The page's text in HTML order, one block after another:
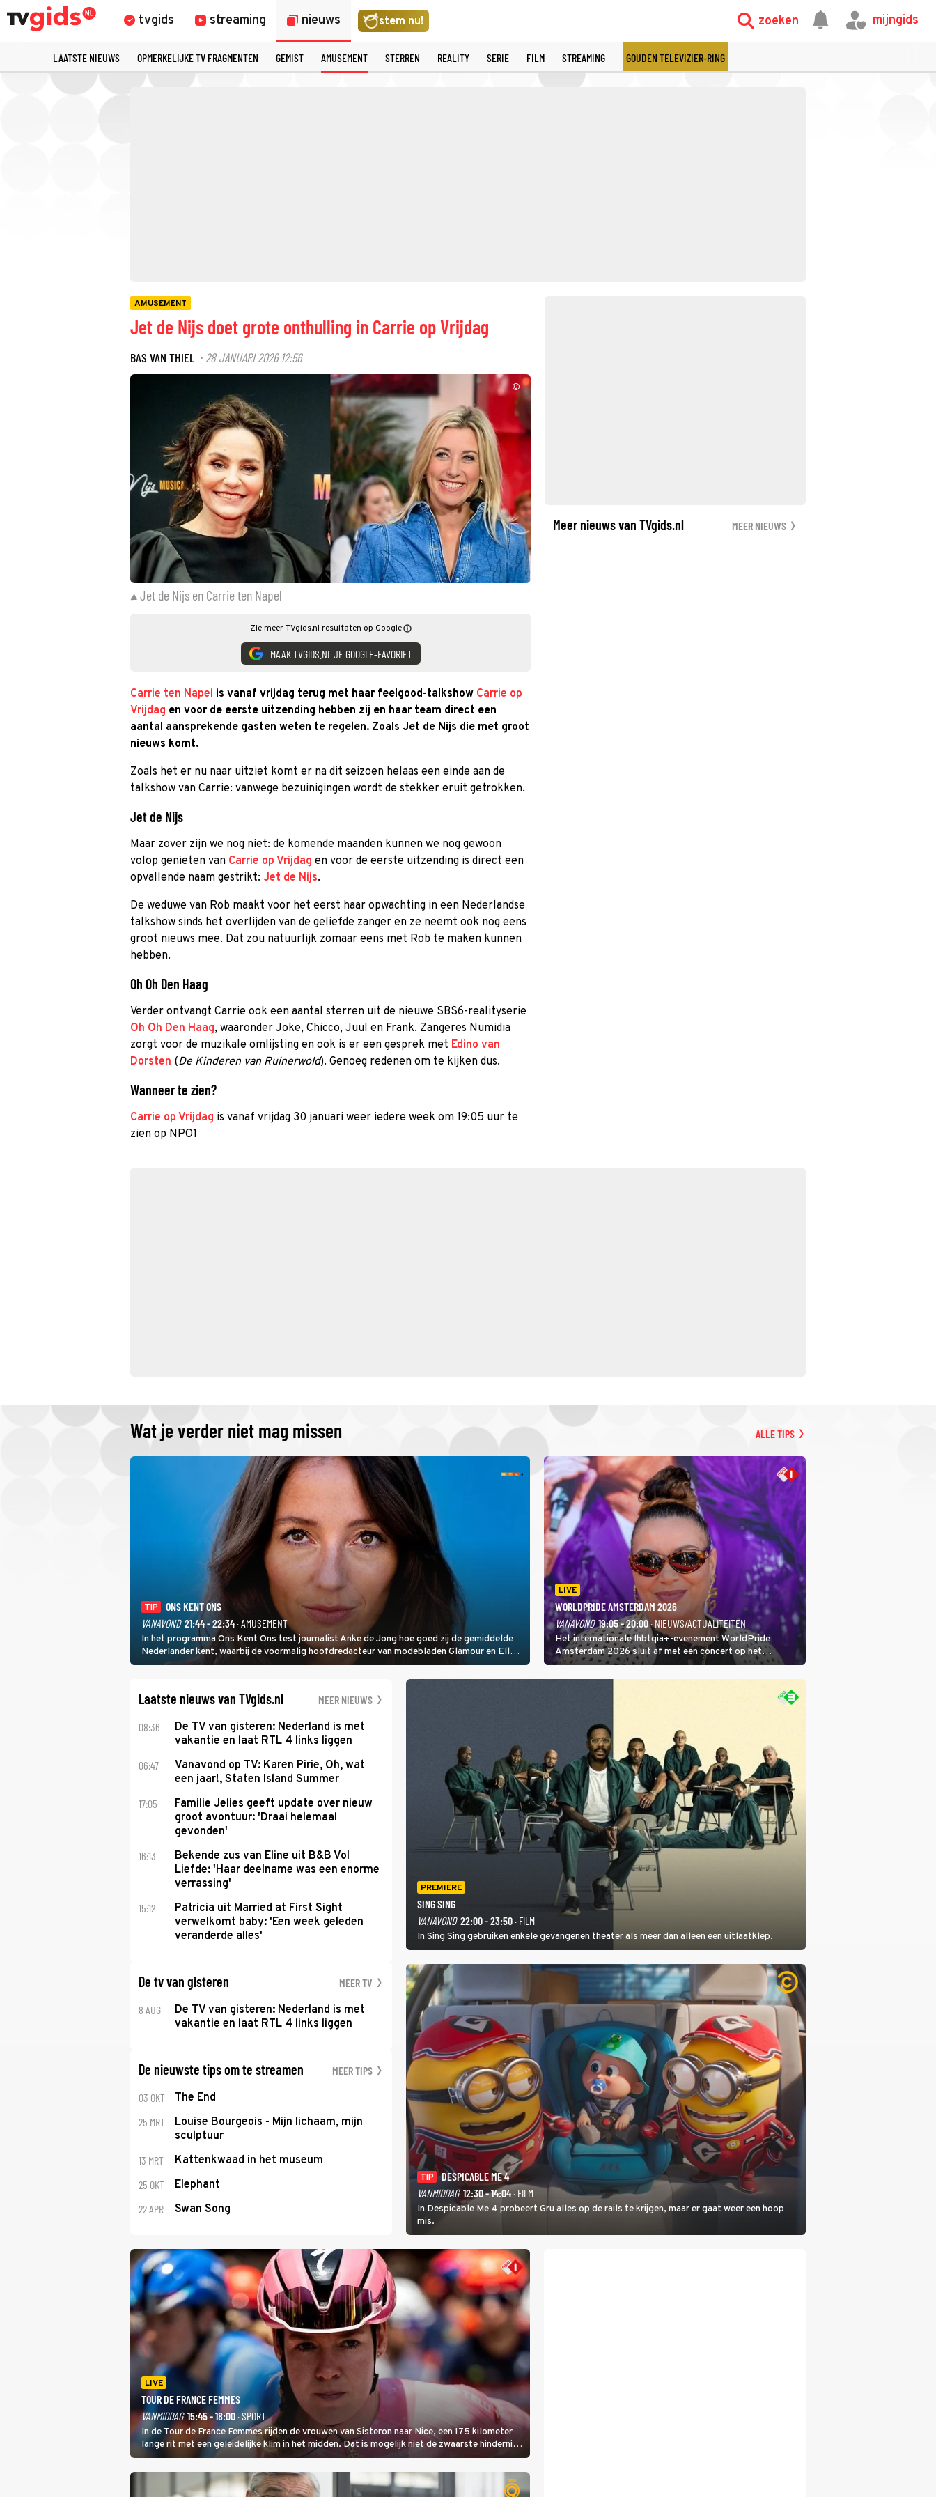
tvgids streaming nieuws stem nu! zoeken mijngids
LAATSTE NIEUWS OPMERKELIJKE TV FRAGMENTEN GEMIST AMUSEMENT STERREN REALITY SERIE FILM STREAMING GOUDEN TELEVIZIER-RING
AMUSEMENT
Jet de Nijs doet grote onthulling in Carrie op Vrijdag
BAS VAN THIEL· 28 JANUARI 2026 12:56
©
Jet de Nijs en Carrie ten Napel
Zie meer TVgids.nl resultaten op Google
MAAK TVGIDS.NL JE GOOGLE-FAVORIET
Carrie ten Napel is vanaf vrijdag terug met haar feelgood-talkshow Carrie op
Vrijdag en voor de eerste uitzending hebben zij en haar team direct een
aantal aansprekende gasten weten te regelen. Zoals Jet de Nijs die met groot
nieuws komt.
Zoals het er nu naar uitziet komt er na dit seizoen helaas een einde aan de
talkshow van Carrie: vanwege bezuinigingen wordt de stekker eruit getrokken.
Jet de Nijs
Maar zover zijn we nog niet: de komende maanden kunnen we nog gewoon
volop genieten van Carrie op Vrijdag en voor de eerste uitzending is direct een
opvallende naam gestrikt: Jet de Nijs.
De weduwe van Rob maakt voor het eerst haar opwachting in een Nederlandse
talkshow sinds het overlijden van de geliefde zanger en ze neemt ook nog eens
groot nieuws mee. Dat zou natuurlijk zomaar eens met Rob te maken kunnen
hebben.
Oh Oh Den Haag
Verder ontvangt Carrie ook een aantal sterren uit de nieuwe SBS6-realityserie
Oh Oh Den Haag, waaronder Joke, Chicco, Juul en Frank. Zangeres Numidia
zorgt voor de muzikale omlijsting en ook is er een gesprek met Edino van
Dorsten (De Kinderen van Ruinerwold). Genoeg redenen om te kijken dus.
Wanneer te zien?
Carrie op Vrijdag is vanaf vrijdag 30 januari weer iedere week om 19:05 uur te
zien op NPO1
Meer nieuws van TVgids.nl MEER NIEUWS
Wat je verder niet mag missen ALLE TIPS
TIP
ONS KENT ONS
VANAVOND 21:44 - 22:34· AMUSEMENT
In het programma Ons Kent Ons test journalist Anke de Jong hoe goed zij de gemiddelde
Nederlander kent, waarbij de voormalig hoofdredacteur van modebladen Glamour en Elle
het samen met rapper Keizer opneemt tegen Edson da Graça en Marc-Marie Huijbregts.
LIVE
WORLDPRIDE AMSTERDAM 2026
VANAVOND 19:05 - 20:00· NIEUWS/ACTUALITEITEN
Het internationale lhbtqia+-evenement WorldPride
Amsterdam 2026 sluit af met een concert op het
Amsterdamse Museumplein. Anita Doth is een van de
optredende artiesten. In de jaren 90 veroverde ze de
Laatste nieuws van TVgids.nl MEER NIEUWS
08:36
De TV van gisteren: Nederland is met
vakantie en laat RTL 4 links liggen
06:47
Vanavond op TV: Karen Pirie, Oh, wat
een jaar!, Staten Island Summer
17:05
Familie Jelies geeft update over nieuw
groot avontuur: 'Draai helemaal
gevonden'
16:13
Bekende zus van Eline uit B&B Vol
Liefde: 'Haar deelname was een enorme
verrassing'
15:12
Patricia uit Married at First Sight
verwelkomt baby: 'Een week geleden
veranderde alles'
De tv van gisteren MEER TV
8 AUG
De TV van gisteren: Nederland is met
vakantie en laat RTL 4 links liggen
De nieuwste tips om te streamen MEER TIPS
03 OKT The End
25 MRT
Louise Bourgeois - Mijn lichaam, mijn
sculptuur
13 MRT Kattenkwaad in het museum
25 OKT Elephant
22 APR Swan Song
PREMIERE
SING SING
VANAVOND 22:00 - 23:50· FILM
In Sing Sing gebruiken enkele gevangenen theater als meer dan alleen een uitlaatklep.
TIP
DESPICABLE ME 4
VANMIDDAG 12:30 - 14:04· FILM
In Despicable Me 4 probeert Gru alles op de rails te krijgen, maar er gaat weer een hoop
mis.
LIVE
TOUR DE FRANCE FEMMES
VANMIDDAG 15:45 - 18:00· SPORT
In de Tour de France Femmes rijden de vrouwen van Sisteron naar Nice, een 175 kilometer
lange rit met een geleidelijke klim in het midden. Dat is mogelijk niet de zwaarste hindernis,
dat is de temperatuur. Het kan in Nice namelijk bloedheet worden.